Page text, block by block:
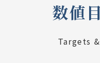
数値
Targets